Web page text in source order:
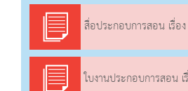
สื่อประกอบการสอน เรื่อง จัดการแสดงการขับร้องแล
ใบงานประกอบการสอน เรื่อง จัดการแสดงการขับร้องแ